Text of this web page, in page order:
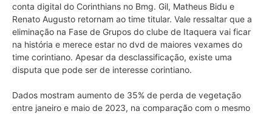
conta digital do Corinthians no Bmg. Gil, Matheus Bidu e
Renato Augusto retornam ao time titular. Vale ressaltar que a
eliminação na Fase de Grupos do clube de Itaquera vai ficar
na história e merece estar no dvd de maiores vexames do
time corintiano. Apesar da desclassificação, existe uma
disputa que pode ser de interesse corintiano.
Dados mostram aumento de 35% de perda de vegetação
entre janeiro e maio de 2023, na comparação com o mesmo